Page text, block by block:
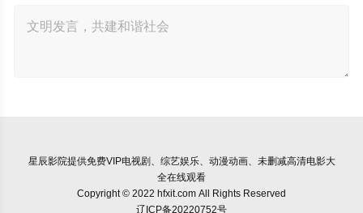
星辰影院提供免费VIP电视剧、综艺娱乐、动漫动画、未删减高清电影大
全在线观看
Copyright © 2022 hfxit.com All Rights Reserved
辽ICP备20220752号